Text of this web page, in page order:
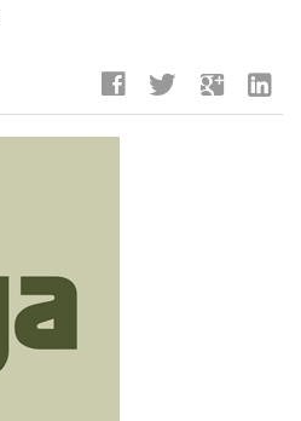
facebook twitter google linkedin